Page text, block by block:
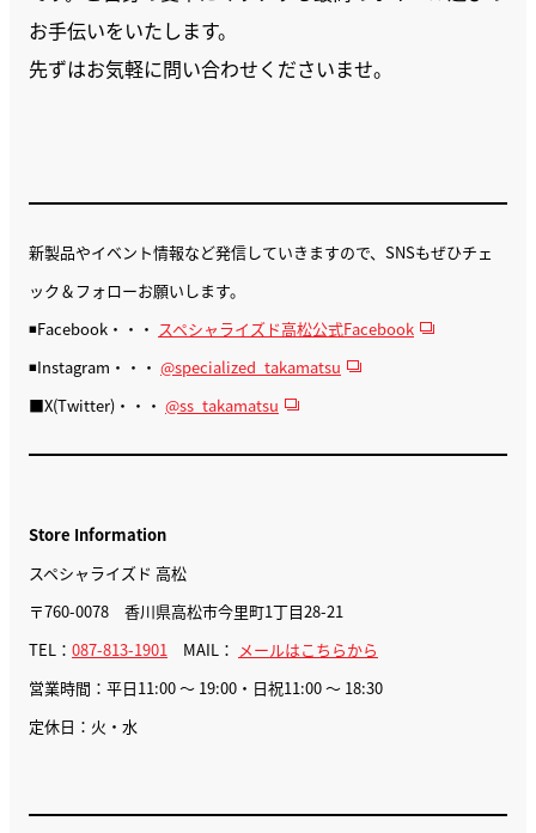
お手伝いをいたします。
先ずはお気軽に問い合わせくださいませ。
新製品やイベント情報など発信していきますので、SNSもぜひチェ
ック＆フォローお願いします。
◾️Facebook・・・ スペシャライズド高松公式Facebook
◾️Instagram・・・ @specialized_takamatsu
■X(Twitter)・・・ @ss_takamatsu
Store Information
スペシャライズド 高松
〒760-0078 香川県高松市今里町1丁目28-21
TEL： 087-813-1901 MAIL： メールはこちらから
営業時間：平日11:00 ～ 19:00・日祝11:00 ～ 18:30
定休日：火・水